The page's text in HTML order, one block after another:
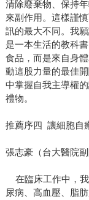
清除廢棄物、保持
來副作用。這樣謹
訊的最大不同。我
是一本生活的教科
食品，而是來自身
動這股力量的最佳
中掌握自我主導權
禮物。
推薦序四 讓細胞自
張志豪（台大醫院副
在臨床工作中，
尿病、高血壓、脂